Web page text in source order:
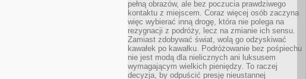
pełną obrazów, ale bez poczucia prawdziwego
kontaktu z miejscem. Coraz więcej osób zaczyna
więc wybierać inną drogę, która nie polega na
rezygnacji z podróży, lecz na zmianie ich sensu.
Zamiast zdobywać świat, wolą go odzyskiwać
kawałek po kawałku. Podróżowanie bez pośpiechu
nie jest modą dla nielicznych ani luksusem
wymagającym wielkich pieniędzy. To raczej
decyzja, by odpuścić presję nieustannej